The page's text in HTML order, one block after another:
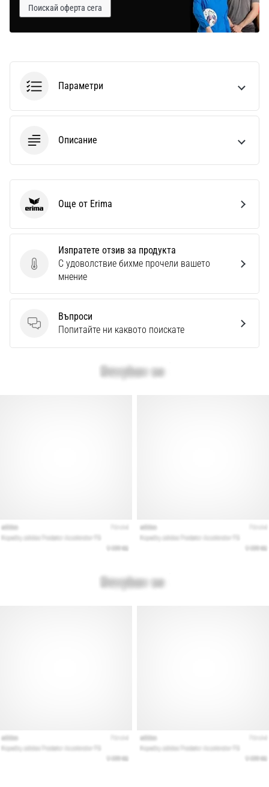
Поискай оферта сега
Параметри
Описание
Изпратете отзив за продукта
Изпратете отзив за продукта
С удоволствие бихме прочели вашето
мнение
Въпроси
Въпроси
Попитайте ни каквото поискате
Erima Още от Erima